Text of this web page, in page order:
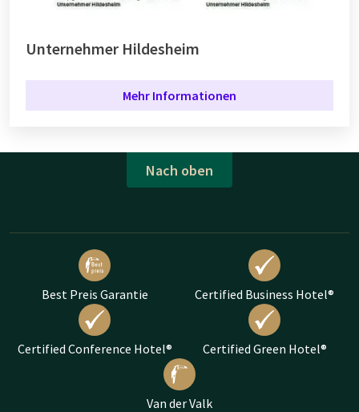
Unternehmer Hildesheim
Mehr Informationen
Nach oben
Best Preis Garantie Certified Business Hotel®
Certified Conference Hotel® Certified Green Hotel®
Van der Valk